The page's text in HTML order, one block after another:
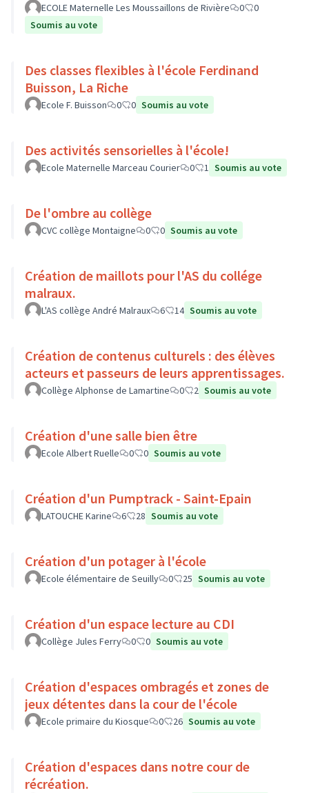
ECOLE Maternelle Les Moussaillons de Rivière 0
0
Soumis au vote
Des classes flexibles à l'école Ferdinand
Buisson, La Riche
Ecole F. Buisson 0 0 Soumis au vote
Des activités sensorielles à l'école!
Ecole Maternelle Marceau Courier 0 1 Soumis au vote
De l'ombre au collège
CVC collège Montaigne 0 0 Soumis au vote
Création de maillots pour l'AS du collége
malraux.
L'AS collège André Malraux 6 14 Soumis au vote
Création de contenus culturels : des élèves
acteurs et passeurs de leurs apprentissages.
Collège Alphonse de Lamartine 0 2 Soumis au vote
Création d'une salle bien être
Ecole Albert Ruelle 0 0 Soumis au vote
Création d'un Pumptrack - Saint-Epain
LATOUCHE Karine 6 28 Soumis au vote
Création d'un potager à l'école
Ecole élémentaire de Seuilly 0 25 Soumis au vote
Création d'un espace lecture au CDI
Collège Jules Ferry 0 0 Soumis au vote
Création d'espaces ombragés et zones de
jeux détentes dans la cour de l'école
Ecole primaire du Kiosque 0 26 Soumis au vote
Création d'espaces dans notre cour de
récréation.